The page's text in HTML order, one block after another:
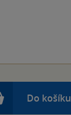
Do košíku